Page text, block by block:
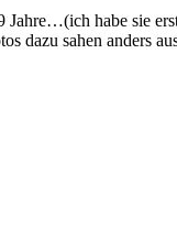
habe sie
dazu sahen anders